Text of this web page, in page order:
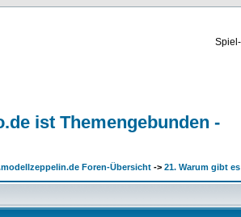
ist Themengebunden -
Foren-Übersicht -> 21. Warum gibt